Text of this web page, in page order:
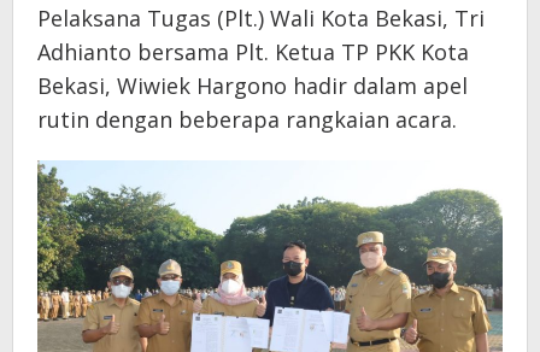
Pelaksana Tugas (Plt.) Wali Kota Bekasi, Tri
Adhianto bersama Plt. Ketua TP PKK Kota
Bekasi, Wiwiek Hargono hadir dalam apel
rutin dengan beberapa rangkaian acara.